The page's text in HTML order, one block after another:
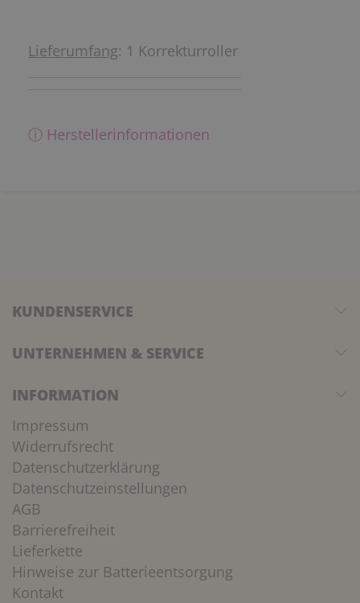
Lieferumfang: 1 Korrekturroller
ⓘ Herstellerinformationen
KUNDENSERVICE
UNTERNEHMEN & SERVICE
INFORMATION
Impressum
Widerrufsrecht
Datenschutzerklärung
Datenschutzeinstellungen
AGB
Barrierefreiheit
Lieferkette
Hinweise zur Batterieentsorgung
Kontakt